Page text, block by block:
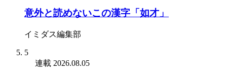
意外と読めないこの漢字「如才」
イミダス編集部
5
連載 2026.08.05